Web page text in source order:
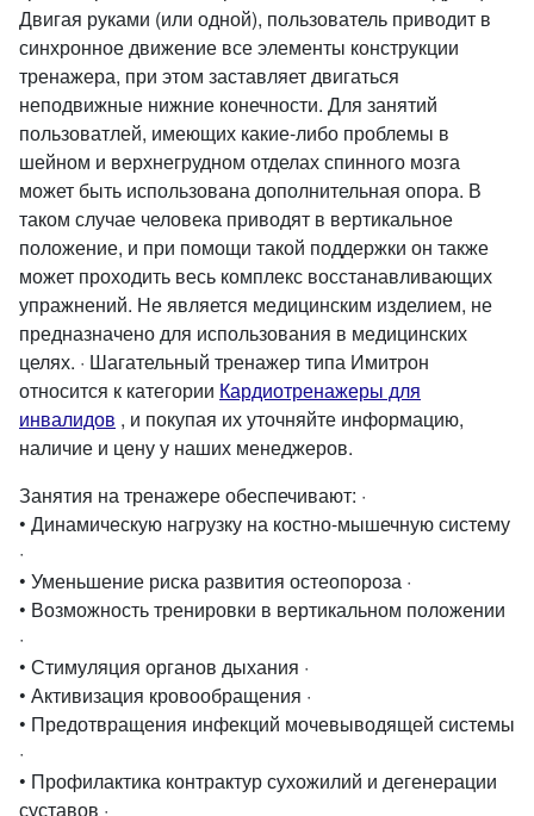
Двигая руками (или одной), пользователь приводит в
синхронное движение все элементы конструкции
тренажера, при этом заставляет двигаться
неподвижные нижние конечности. Для занятий
пользоватлей, имеющих какие-либо проблемы в
шейном и верхнегрудном отделах спинного мозга
может быть использована дополнительная опора. В
таком случае человека приводят в вертикальное
положение, и при помощи такой поддержки он также
может проходить весь комплекс восстанавливающих
упражнений. Не является медицинским изделием, не
предназначено для использования в медицинских
целях. · Шагательный тренажер типа Имитрон
относится к категории Кардиотренажеры для
инвалидов , и покупая их уточняйте информацию,
наличие и цену у наших менеджеров.
Занятия на тренажере обеспечивают: ·
• Динамическую нагрузку на костно-мышечную систему
·
• Уменьшение риска развития остеопороза ·
• Возможность тренировки в вертикальном положении
·
• Стимуляция органов дыхания ·
• Активизация кровообращения ·
• Предотвращения инфекций мочевыводящей системы
·
• Профилактика контрактур сухожилий и дегенерации
суставов ·